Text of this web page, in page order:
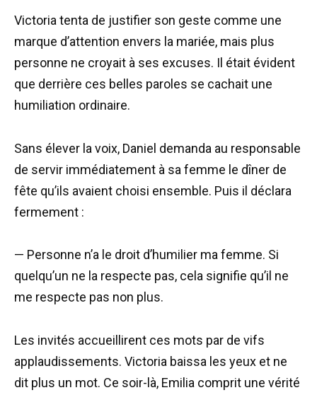
Victoria tenta de justifier son geste comme une
marque d’attention envers la mariée, mais plus
personne ne croyait à ses excuses. Il était évident
que derrière ces belles paroles se cachait une
humiliation ordinaire.
Sans élever la voix, Daniel demanda au responsable
de servir immédiatement à sa femme le dîner de
fête qu’ils avaient choisi ensemble. Puis il déclara
fermement :
— Personne n’a le droit d’humilier ma femme. Si
quelqu’un ne la respecte pas, cela signifie qu’il ne
me respecte pas non plus.
Les invités accueillirent ces mots par de vifs
applaudissements. Victoria baissa les yeux et ne
dit plus un mot. Ce soir-là, Emilia comprit une vérité